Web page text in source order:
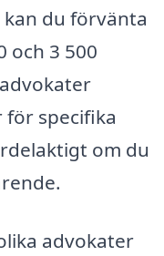
du förvänta
och 3 500
specifika
om du
advokater